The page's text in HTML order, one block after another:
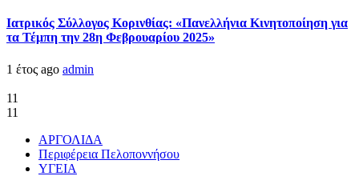
Ιατρικός Σύλλογος Κορινθίας: «Πανελλήνια Κινητοποίηση για
τα Τέμπη την 28η Φεβρουαρίου 2025»
1 έτος ago admin
11
11
ΑΡΓΟΛΙΔΑ
Περιφέρεια Πελοποννήσου
ΥΓΕΙΑ